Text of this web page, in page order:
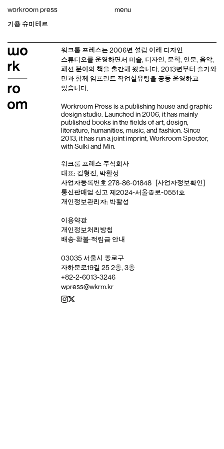
content
workroom press menu
기욤 슈미테르
워크룸 프레스는 2006년 설립 이래 디자인
스튜디오를 운영하면서 미술, 디자인, 문학, 인문, 음악,
패션 분야의 책을 출간해 왔습니다. 2013년부터 슬기와
민과 함께 임프린트 작업실유령을 공동 운영하고
있습니다.
Workroom Press is a publishing house and graphic
design studio. Launched in 2006, it has mainly
published books in the fields of art, design,
literature, humanities, music, and fashion. Since
2013, it has run a joint imprint, Workroom Specter,
with Sulki and Min.
워크룸 프레스 주식회사
대표: 김형진, 박활성
사업자등록번호 278-86-01848
[사업자정보확인]
통신판매업 신고 제2024-서울종로-0551호
개인정보관리자: 박활성
이용약관
개인정보처리방침
배송‧환불‧적립금 안내
03035 서울시 종로구
자하문로19길 25 2층, 3층
+82-2-6013-3246
wpress@wkrm.kr